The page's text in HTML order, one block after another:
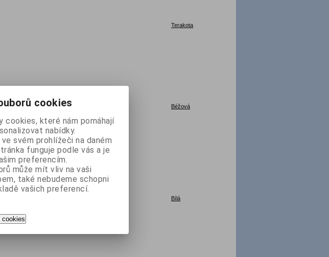
Terakota
Béžová
Bílá
cookies
cookies, které nám pomáhají
nabídky.
svém prohlížeči na daném
funguje podle vás a je
preferencím.
může mít vliv na vaši
také nebudeme schopni
vašich preferencí.
cookies